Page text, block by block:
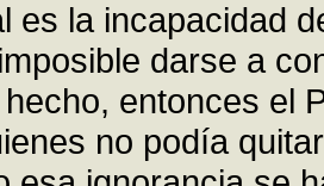
es la incapacidad
darse a
entonces el
no podía